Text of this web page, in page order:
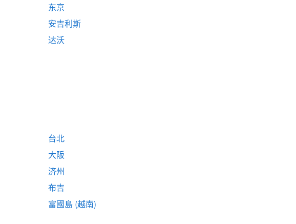
东京
安吉利斯
达沃
台北
大阪
济州
布吉
富國島 (越南)